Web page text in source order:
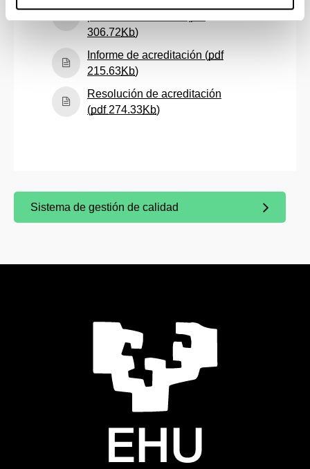
306.72Kb)(Abre una nueva ventana)
Informe de acreditación (pdf
215.63Kb)(Abre una nueva ventana)
Resolución de acreditación
(pdf 274.33Kb)(Abre una nueva ventana)
(Abre una nueva ventana)
Sistema de gestión de calidad